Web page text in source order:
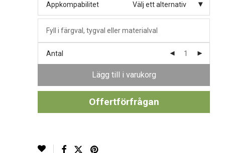
Appkompabilitet Välj ett alternativ
Antal
Lägg till i varukorg
Offertförfrågan